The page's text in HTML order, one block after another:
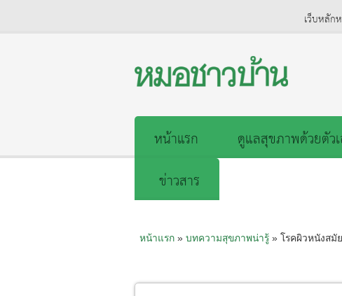
เว็บหลัก
หน้าแรก ดูแลสุขภาพด้วยตัว
ข่าวสาร
หน้าแรก» บทความสุขภาพน่ารู้» โรคผิวหนังสมั